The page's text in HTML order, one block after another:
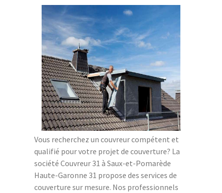
Vous recherchez un couvreur compétent et
qualifié pour votre projet de couverture? La
société Couvreur 31 à Saux-et-Pomarède
Haute-Garonne 31 propose des services de
couverture sur mesure. Nos professionnels